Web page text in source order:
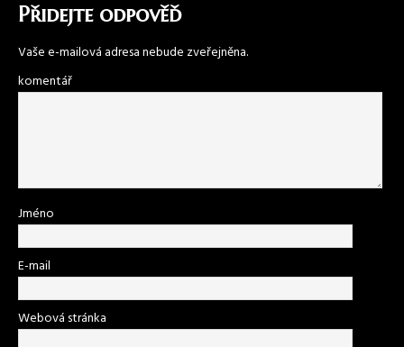
Přidejte odpověď
Vaše e-mailová adresa nebude zveřejněna.
komentář
Jméno
E-mail
Webová stránka